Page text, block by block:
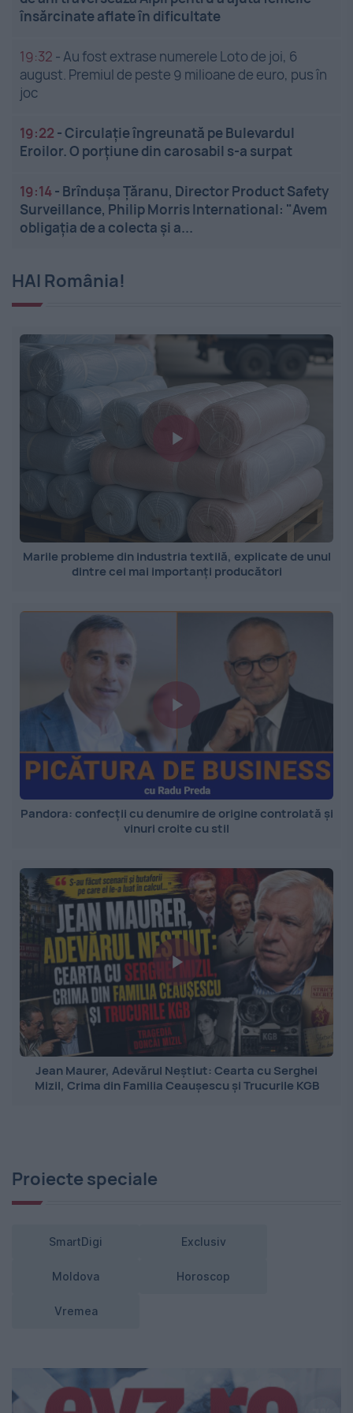
însărcinate aflate în dificultate
19:32 -Au fost extrase numerele Loto de joi, 6
august. Premiul de peste 9 milioane de euro, pus în
joc
19:22 -Circulație îngreunată pe Bulevardul
Eroilor. O porțiune din carosabil s-a surpat
19:14- Brîndușa Țăranu, Director Product Safety
Surveillance, Philip Morris International: "Avem
obligația de a colecta și a...
HAI România!
Marile probleme din industria textilă, explicate de unul
dintre cei mai importanți producători
Pandora: confecții cu denumire de origine controlată și
vinuri croite cu stil
Jean Maurer, Adevărul Neștiut: Cearta cu Serghei
Mizil, Crima din Familia Ceaușescu și Trucurile KGB
Proiecte speciale
SmartDigi Exclusiv
Moldova Horoscop
Vremea